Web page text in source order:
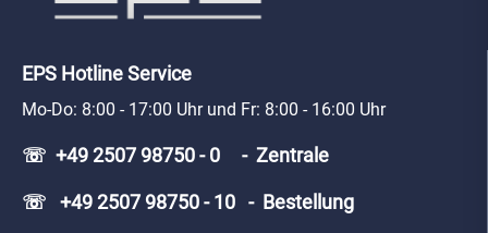
EPS Hotline Service
Mo-Do: 8:00 - 17:00 Uhr und Fr: 8:00 - 16:00 Uhr
☏ +49 2507 98750 - 0 - Zentrale
☏ +49 2507 98750 - 10 - Bestellung